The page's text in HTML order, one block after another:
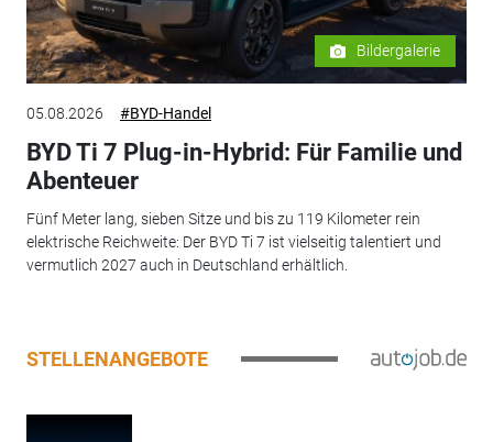
Bildergalerie
05.08.2026 #BYD-Handel
BYD Ti 7 Plug-in-Hybrid: Für Familie und
Abenteuer
Fünf Meter lang, sieben Sitze und bis zu 119 Kilometer rein
elektrische Reichweite: Der BYD Ti 7 ist vielseitig talentiert und
vermutlich 2027 auch in Deutschland erhältlich.
STELLENANGEBOTE